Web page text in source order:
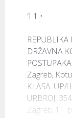
1 1 •
REPUBLIKA
DRŽAVNA
Zagreb,
KLASA:
URBROJ:
Zagreb, 11.